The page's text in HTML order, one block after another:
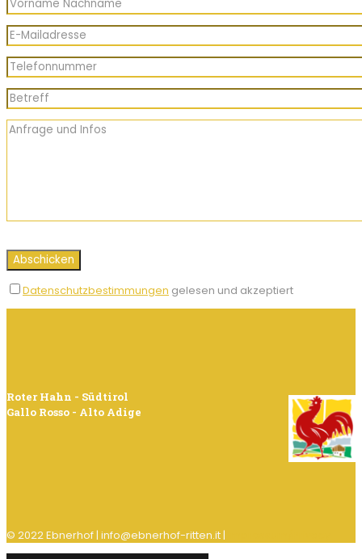
Datenschutzbestimmungen gelesen und akzeptiert
Roter Hahn - Südtirol
Gallo Rosso - Alto Adige
© 2022 Ebnerhof | info@ebnerhof-ritten.it |